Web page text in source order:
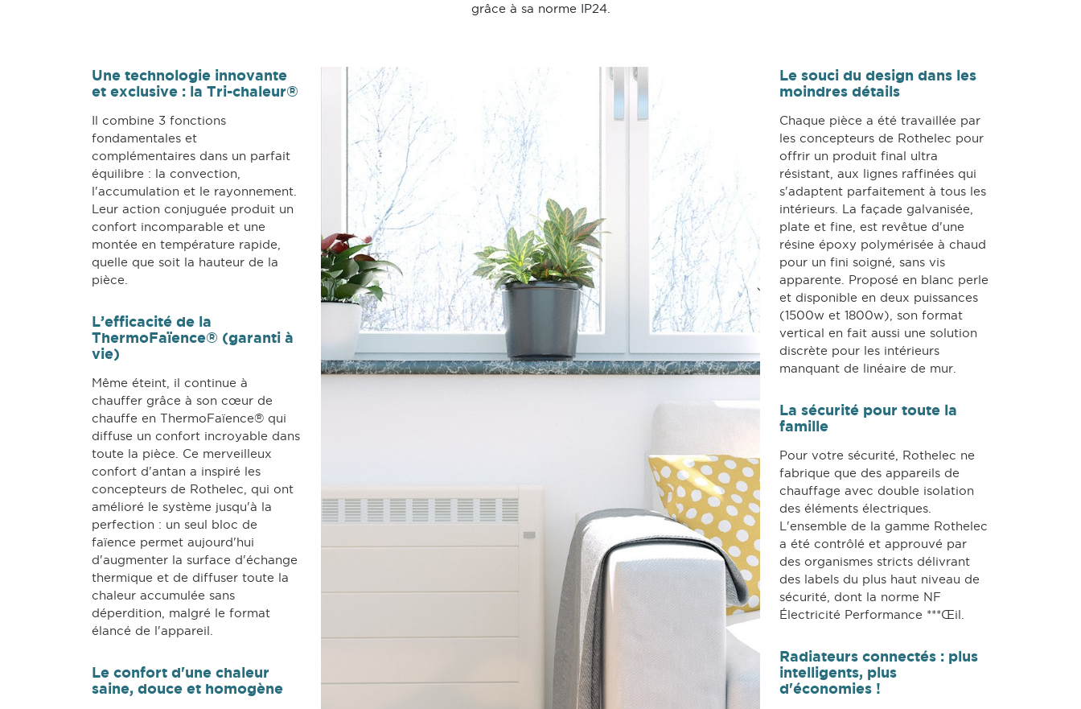
grâce à sa norme IP24.
Une technologie innovante
et exclusive : la Tri-chaleur®
Il combine 3 fonctions
fondamentales et
complémentaires dans un parfait
équilibre : la convection,
l'accumulation et le rayonnement.
Leur action conjuguée produit un
confort incomparable et une
montée en température rapide,
quelle que soit la hauteur de la
pièce.
L’efficacité de la
ThermoFaïence® (garanti à
vie)
Même éteint, il continue à
chauffer grâce à son cœur de
chauffe en ThermoFaïence® qui
diffuse un confort incroyable dans
toute la pièce. Ce merveilleux
confort d'antan a inspiré les
concepteurs de Rothelec, qui ont
amélioré le système jusqu'à la
perfection : un seul bloc de
faïence permet aujourd'hui
d'augmenter la surface d'échange
thermique et de diffuser toute la
chaleur accumulée sans
déperdition, malgré le format
élancé de l'appareil.
Le confort d'une chaleur
saine, douce et homogène
Le souci du design dans les
moindres détails
Chaque pièce a été travaillée par
les concepteurs de Rothelec pour
offrir un produit final ultra
résistant, aux lignes raffinées qui
s'adaptent parfaitement à tous les
intérieurs. La façade galvanisée,
plate et fine, est revêtue d'une
résine époxy polymérisée à chaud
pour un fini soigné, sans vis
apparente. Proposé en blanc perle
et disponible en deux puissances
(1500w et 1800w), son format
vertical en fait aussi une solution
discrète pour les intérieurs
manquant de linéaire de mur.
La sécurité pour toute la
famille
Pour votre sécurité, Rothelec ne
fabrique que des appareils de
chauffage avec double isolation
des éléments électriques.
L'ensemble de la gamme Rothelec
a été contrôlé et approuvé par
des organismes stricts délivrant
des labels du plus haut niveau de
sécurité, dont la norme NF
Électricité Performance ***Œil.
Radiateurs connectés : plus
intelligents, plus
d'économies !